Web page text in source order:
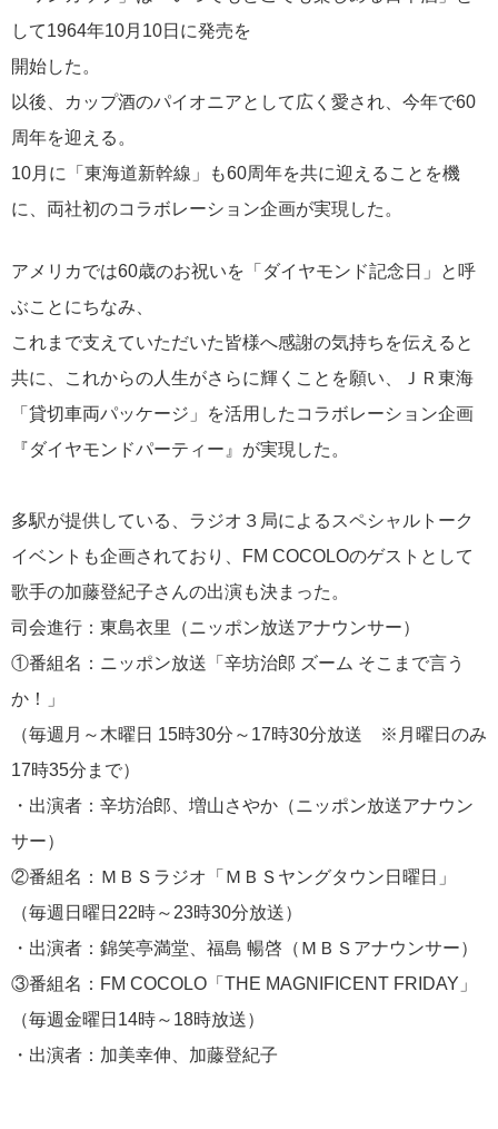
して1964年10月10日に発売を
開始した。
以後、カップ酒のパイオニアとして広く愛され、今年で60
周年を迎える。
10月に「東海道新幹線」も60周年を共に迎えることを機
に、両社初のコラボレーション企画が実現した。
アメリカでは60歳のお祝いを「ダイヤモンド記念日」と呼
ぶことにちなみ、
これまで支えていただいた皆様へ感謝の気持ちを伝えると
共に、これからの人生がさらに輝くことを願い、ＪＲ東海
「貸切車両パッケージ」を活用したコラボレーション企画
『ダイヤモンドパーティー』が実現した。
多駅が提供している、ラジオ３局によるスペシャルトーク
イベントも企画されており、FM COCOLOのゲストとして
歌手の加藤登紀子さんの出演も決まった。
司会進行：東島衣里（ニッポン放送アナウンサー）
①番組名：ニッポン放送「辛坊治郎 ズーム そこまで言う
か！」
（毎週月～木曜日 15時30分～17時30分放送 ※月曜日のみ
17時35分まで）
・出演者：辛坊治郎、増山さやか（ニッポン放送アナウン
サー）
②番組名：ＭＢＳラジオ「ＭＢＳヤングタウン日曜日」
（毎週日曜日22時～23時30分放送）
・出演者：錦笑亭満堂、福島 暢啓（ＭＢＳアナウンサー）
③番組名：FM COCOLO「THE MAGNIFICENT FRIDAY」
（毎週金曜日14時～18時放送）
・出演者：加美幸伸、加藤登紀子